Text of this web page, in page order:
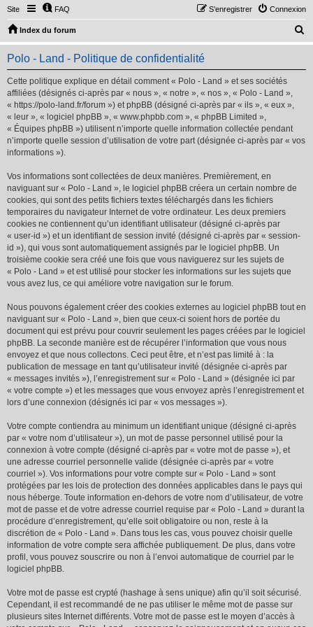
Site FAQ Connexion
S’enregistrer
Index du forum
e
Polo - Land - Politique de confidentialité
Cette politique explique en détail comment « Polo - Land » et ses sociétés
affiliées (désignés ci-après par « nous », « notre », « nos », « Polo - Land »,
« https://polo-land.fr/forum ») et phpBB (désigné ci-après par « ils », « eux »,
« leur », « logiciel phpBB », « www.phpbb.com », « phpBB Limited »,
« Équipes phpBB ») utilisent n’importe quelle information collectée pendant
n’importe quelle session d’utilisation de votre part (désignée ci-après par « vos
informations »).
Vos informations sont collectées de deux manières. Premièrement, en
naviguant sur « Polo - Land », le logiciel phpBB créera un certain nombre de
cookies, qui sont des petits fichiers textes téléchargés dans les fichiers
temporaires du navigateur Internet de votre ordinateur. Les deux premiers
cookies ne contiennent qu’un identifiant utilisateur (désigné ci-après par
« user-id ») et un identifiant de session invité (désigné ci-après par « session-
id »), qui vous sont automatiquement assignés par le logiciel phpBB. Un
troisième cookie sera créé une fois que vous naviguerez sur les sujets de
« Polo - Land » et est utilisé pour stocker les informations sur les sujets que
vous avez lus, ce qui améliore votre navigation sur le forum.
Nous pouvons également créer des cookies externes au logiciel phpBB tout en
naviguant sur « Polo - Land », bien que ceux-ci soient hors de portée du
document qui est prévu pour couvrir seulement les pages créées par le logiciel
phpBB. La seconde manière est de récupérer l’information que vous nous
envoyez et que nous collectons. Ceci peut être, et n’est pas limité à : la
publication de message en tant qu’utilisateur invité (désignée ci-après par
« messages invités »), l’enregistrement sur « Polo - Land » (désignée ici par
« votre compte ») et les messages que vous envoyez après l’enregistrement et
lors d’une connexion (désignés ici par « vos messages »).
Votre compte contiendra au minimum un identifiant unique (désigné ci-après
par « votre nom d’utilisateur »), un mot de passe personnel utilisé pour la
connexion à votre compte (désigné ci-après par « votre mot de passe »), et
une adresse courriel personnelle valide (désignée ci-après par « votre
courriel »). Vos informations pour votre compte sur « Polo - Land » sont
protégées par les lois de protection des données applicables dans le pays qui
nous héberge. Toute information en-dehors de votre nom d’utilisateur, de votre
mot de passe et de votre adresse courriel requise par « Polo - Land » durant la
procédure d’enregistrement, qu’elle soit obligatoire ou non, reste à la
discrétion de « Polo - Land ». Dans tous les cas, vous pouvez choisir quelle
information de votre compte sera affichée publiquement. De plus, dans votre
profil, vous pouvez souscrire ou non à l’envoi automatique de courriel par le
logiciel phpBB.
Votre mot de passe est crypté (hashage à sens unique) afin qu’il soit sécurisé.
Cependant, il est recommandé de ne pas utiliser le même mot de passe sur
plusieurs sites Internet différents. Votre mot de passe est le moyen d’accès à